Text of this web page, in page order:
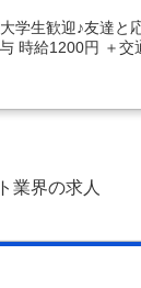
学生歓迎♪友達と
時給1200円 ＋交
線宇野駅 ■ 時間
みヒマだなぁ…
テーマパークで
業界の求人